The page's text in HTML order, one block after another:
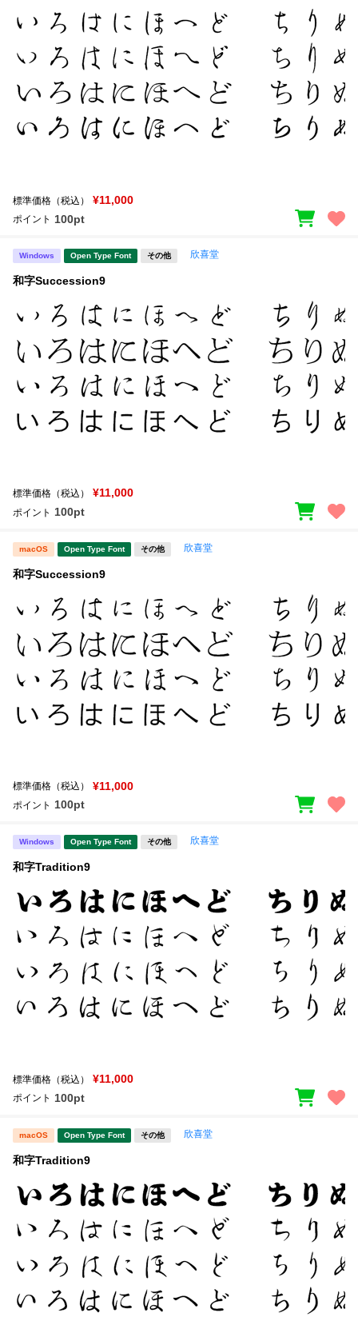
標準価格（税込） ¥11,000
ポイント 100pt
Windows Open Type Font その他 欣喜堂
和字Succession9
標準価格（税込） ¥11,000
ポイント 100pt
macOS Open Type Font その他 欣喜堂
和字Succession9
標準価格（税込） ¥11,000
ポイント 100pt
Windows Open Type Font その他 欣喜堂
和字Tradition9
標準価格（税込） ¥11,000
ポイント 100pt
macOS Open Type Font その他 欣喜堂
和字Tradition9